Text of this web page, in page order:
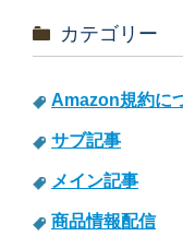
カテゴリー
Amazon規約に
サブ記事
メイン記事
商品情報配信